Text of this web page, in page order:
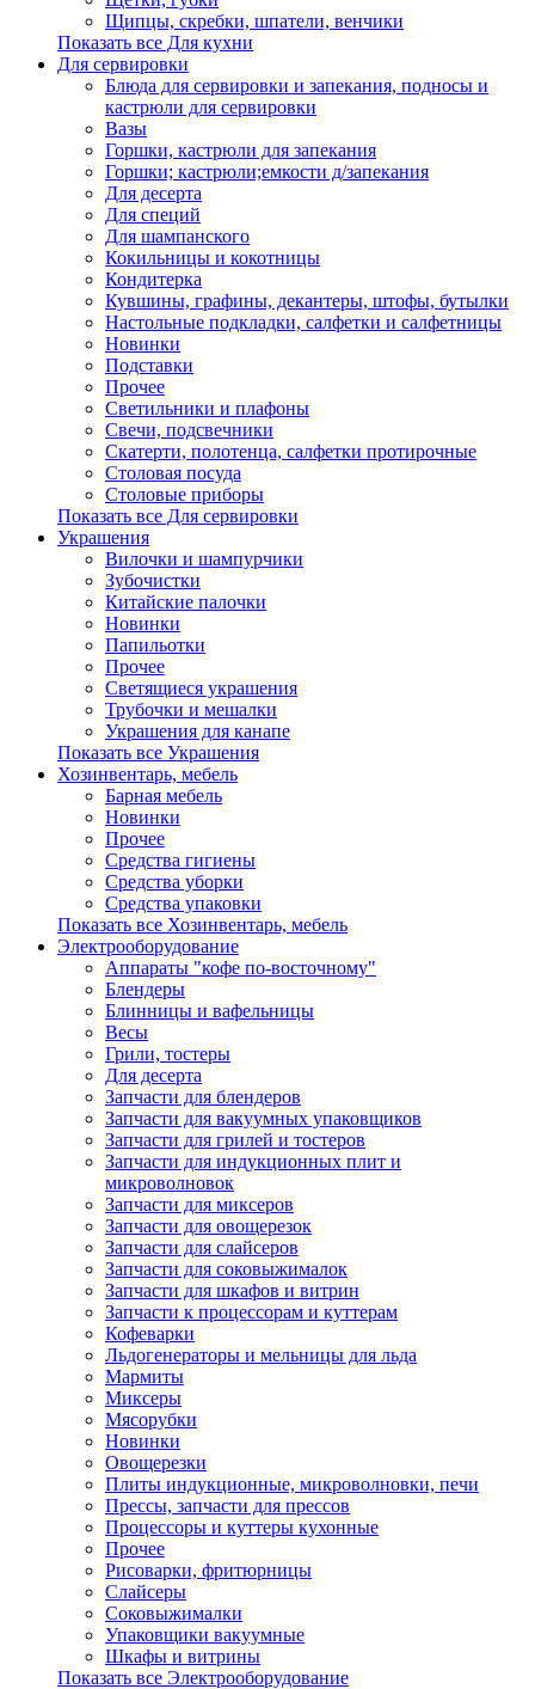
Щипцы, скребки, шпатели, венчики
Показать все Для кухни
Для сервировки
Блюда для сервировки и запекания, подносы и
кастрюли для сервировки
Вазы
Горшки, кастрюли для запекания
Горшки; кастрюли;емкости д/запекания
Для десерта
Для специй
Для шампанского
Кокильницы и кокотницы
Кондитерка
Кувшины, графины, декантеры, штофы, бутылки
Настольные подкладки, салфетки и салфетницы
Новинки
Подставки
Прочее
Светильники и плафоны
Свечи, подсвечники
Скатерти, полотенца, салфетки протирочные
Столовая посуда
Столовые приборы
Показать все Для сервировки
Украшения
Вилочки и шампурчики
Зубочистки
Китайские палочки
Новинки
Папильотки
Прочее
Светящиеся украшения
Трубочки и мешалки
Украшения для канапе
Показать все Украшения
Хозинвентарь, мебель
Барная мебель
Новинки
Прочее
Средства гигиены
Средства уборки
Средства упаковки
Показать все Хозинвентарь, мебель
Электрооборудование
Аппараты "кофе по-восточному"
Блендеры
Блинницы и вафельницы
Весы
Грили, тостеры
Для десерта
Запчасти для блендеров
Запчасти для вакуумных упаковщиков
Запчасти для грилей и тостеров
Запчасти для индукционных плит и
микроволновок
Запчасти для миксеров
Запчасти для овощерезок
Запчасти для слайсеров
Запчасти для соковыжималок
Запчасти для шкафов и витрин
Запчасти к процессорам и куттерам
Кофеварки
Льдогенераторы и мельницы для льда
Мармиты
Миксеры
Мясорубки
Новинки
Овощерезки
Плиты индукционные, микроволновки, печи
Прессы, запчасти для прессов
Процессоры и куттеры кухонные
Прочее
Рисоварки, фритюрницы
Слайсеры
Соковыжималки
Упаковщики вакуумные
Шкафы и витрины
Показать все Электрооборудование